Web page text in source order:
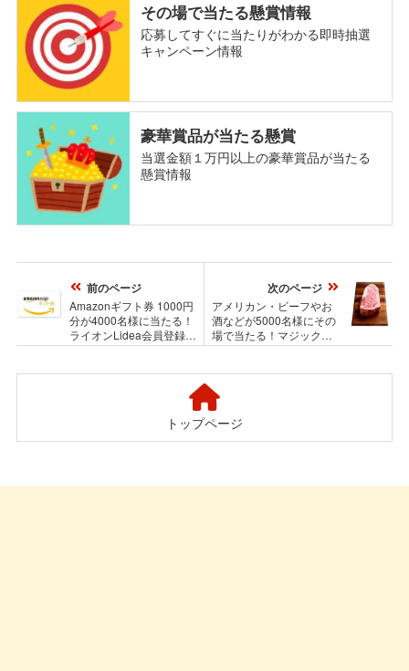
その場で当たる懸賞情報
応募してすぐに当たりがわかる即時抽選
キャンペーン情報
豪華賞品が当たる懸賞
当選金額１万円以上の豪華賞品が当たる
懸賞情報
前のページ
Amazonギフト券 1000円
分が4000名様に当たる！
ライオンLidea会員登録キ
ャンペーン
次のページ
アメリカン・ビーフやお
酒などが5000名様にその
場で当たる！マジックに
挑戦キャンペーン
トップページ